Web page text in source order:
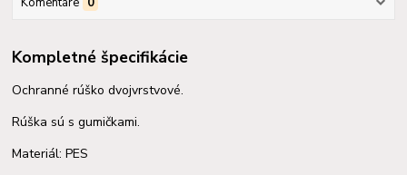
Kompletné špecifikácie
Ochranné rúško dvojvrstvové.
Rúška sú s gumičkami.
Materiál: PES